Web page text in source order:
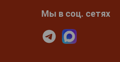
Мы в соц. сетях